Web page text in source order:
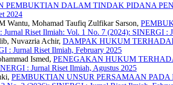
PEMBUKTIAN DALAM TINDAK PIDANA
2024
Wantu, Mohamad Taufiq Zulfikar Sarson,
Jurnal Riset Ilmiah: Vol. 1 No. 7 (2024): SINERGI :
Nuvazria Achir, DAMPAK HUKUM
: Jurnal Riset Ilmiah, February 2025
Ismed, PENEGAKAN HUKUM
: Jurnal Riset Ilmiah, Agustus 2025
PEMBUKTIAN UNSUR PERSAMAAN